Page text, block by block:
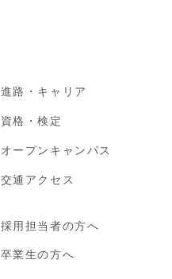
進路・キャリア
資格・検定
オープンキャンパス
交通アクセス
採用担当者の方へ
卒業生の方へ